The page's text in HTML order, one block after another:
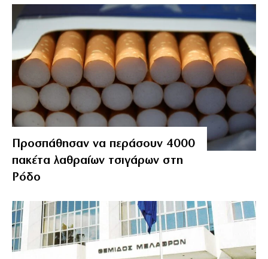
Προσπάθησαν να περάσουν 4000
πακέτα λαθραίων τσιγάρων στη
Ρόδο